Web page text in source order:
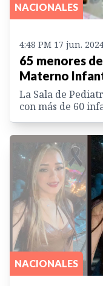
NACIONALES
4:48 PM 17 jun.
65 menores
Materno
La Sala de
con más de 60
NACIONALES